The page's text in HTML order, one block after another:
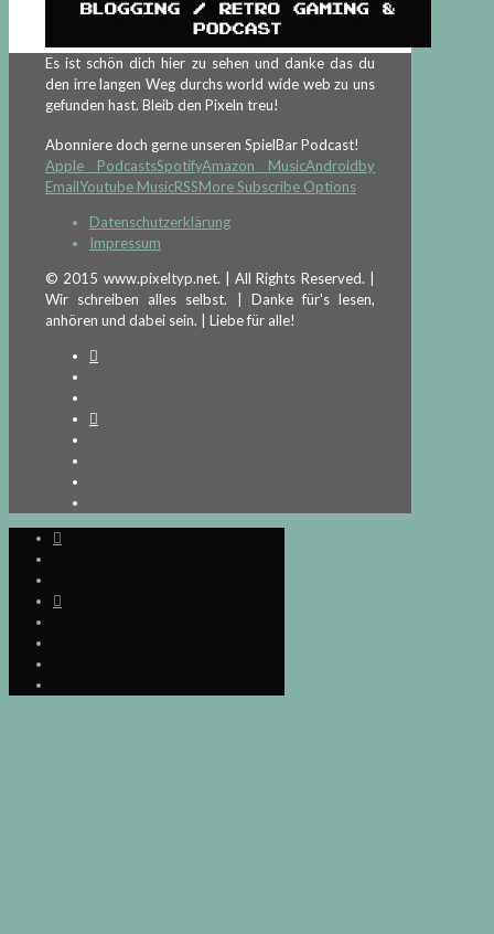
Es ist schön dich hier zu sehen und danke das du
den irre langen Weg durchs world wide web zu uns
gefunden hast. Bleib den Pixeln treu!
Abonniere doch gerne unseren SpielBar Podcast!
Apple PodcastsSpotifyAmazon MusicAndroidby
EmailYoutube MusicRSSMore Subscribe Options
Datenschutzerklärung
Impressum
© 2015 www.pixeltyp.net. | All Rights Reserved. |
Wir schreiben alles selbst. | Danke für's lesen,
anhören und dabei sein. | Liebe für alle!